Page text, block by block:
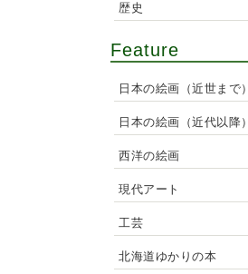
歴史
Feature
日本の絵画（近世まで）
日本の絵画（近代以降）
西洋の絵画
現代アート
工芸
北海道ゆかりの本